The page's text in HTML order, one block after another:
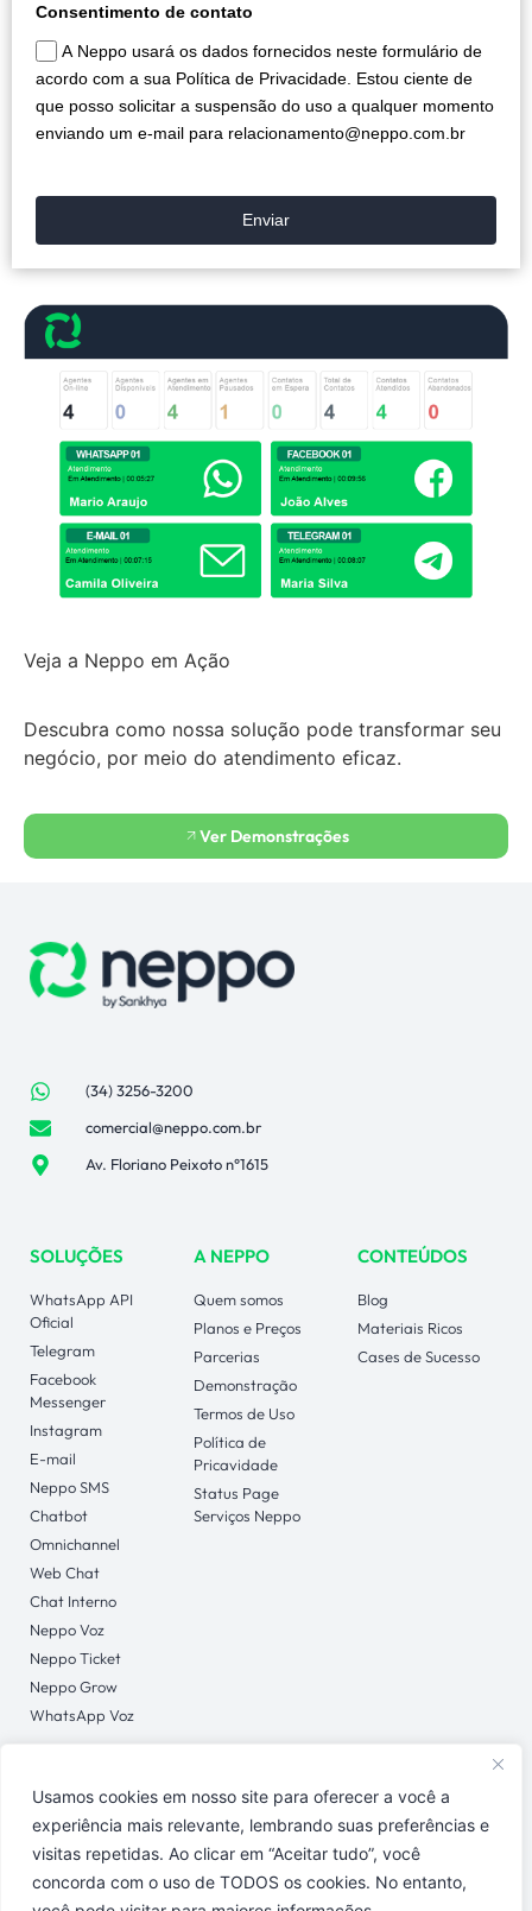
Usamos cookies em nosso site para oferecer a você a
experiência mais relevante, lembrando suas preferências e
visitas repetidas. Ao clicar em “Aceitar tudo”, você
concorda com o uso de TODOS os cookies. No entanto,
Consentimento de contato
A Neppo usará os dados fornecidos neste formulário de
acordo com a sua Política de Privacidade. Estou ciente de
que posso solicitar a suspensão do uso a qualquer momento
enviando um e-mail para relacionamento@neppo.com.br
Enviar
Veja a Neppo em Ação
Descubra como nossa solução pode transformar seu
negócio, por meio do atendimento eficaz.
Ver Demonstrações
(34) 3256-3200
comercial@neppo.com.br
Av. Floriano Peixoto n°1615
SOLUÇÕES
WhatsApp API
Oficial
Telegram
Facebook
Messenger
Instagram
E-mail
Neppo SMS
Chatbot
Omnichannel
Web Chat
Chat Interno
Neppo Voz
Neppo Ticket
Neppo Grow
WhatsApp Voz
A NEPPO
Quem somos
Planos e Preços
Parcerias
Demonstração
Termos de Uso
Política de
Pricavidade
Status Page
Serviços Neppo
CONTEÚDOS
Blog
Materiais Ricos
Cases de Sucesso
CONTATO
Central de Ajuda